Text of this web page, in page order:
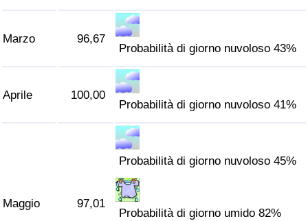
Marzo 96,67
Probabilità di giorno nuvoloso 43%
Aprile 100,00
Probabilità di giorno nuvoloso 41%
Maggio 97,01
Probabilità di giorno nuvoloso 45%
Probabilità di giorno umido 82%
Indice dell’Inquinamento (Corrente)
Indice di inquinamento
Indice dell’Inquinamento per Nazione
Indice del traffico (Corrente)